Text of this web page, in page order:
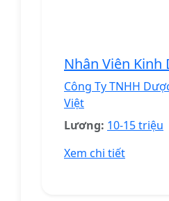
Nhân Viên Kinh
Công Ty TNHH
Việt
Lương: 10-15 triệu
Xem chi tiết